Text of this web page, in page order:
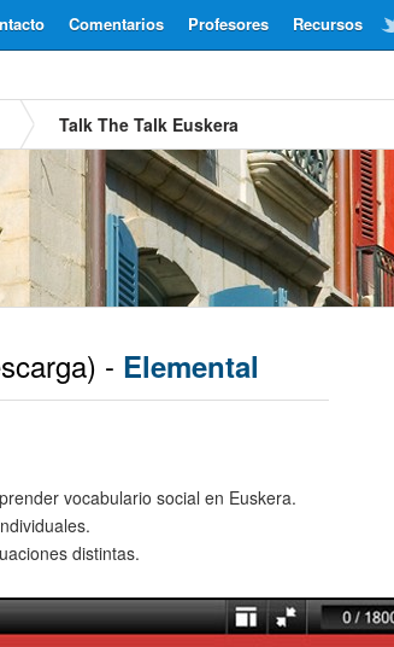
Recursos
Profesores
Comentarios
Talk The Talk Euskera
- Elemental
vocabulario social en Euskera.
distintas.